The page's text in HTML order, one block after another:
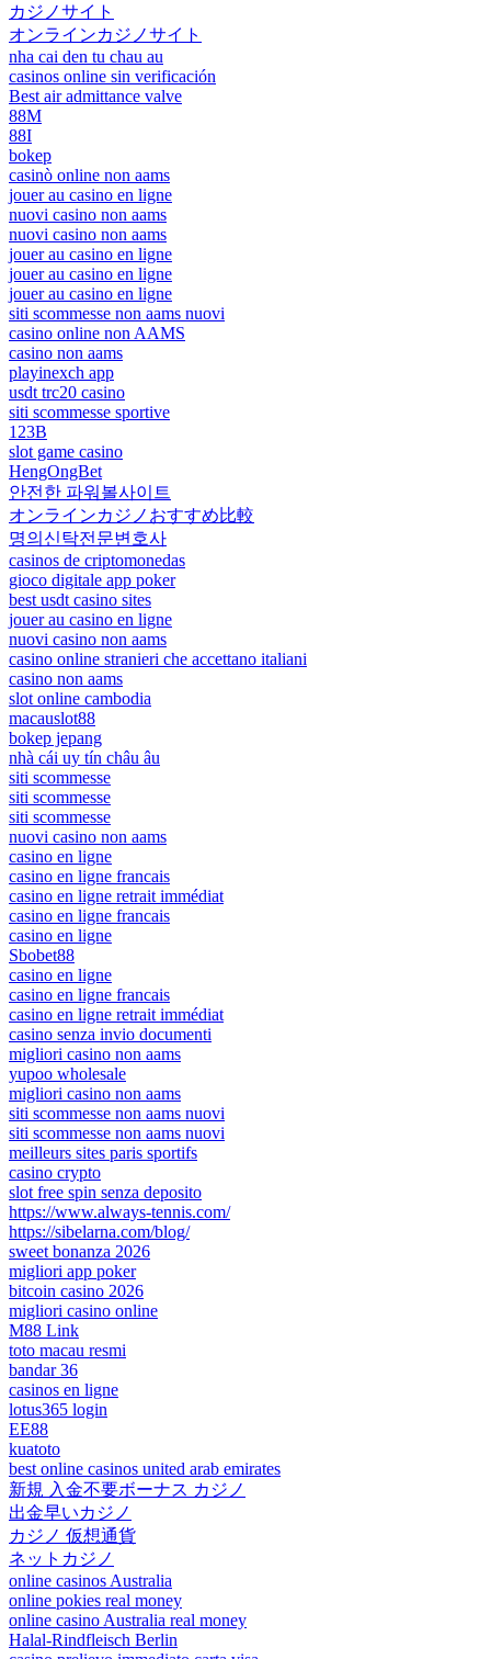
カジノサイト
オンラインカジノサイト
nha cai den tu chau au
casinos online sin verificación
Best air admittance valve
88M
88I
bokep
casinò online non aams
jouer au casino en ligne
nuovi casino non aams
nuovi casino non aams
jouer au casino en ligne
jouer au casino en ligne
jouer au casino en ligne
siti scommesse non aams nuovi
casino online non AAMS
casino non aams
playinexch app
usdt trc20 casino
siti scommesse sportive
123B
slot game casino
HengOngBet
안전한 파워볼사이트
オンラインカジノおすすめ比較
명의신탁전문변호사
casinos de criptomonedas
gioco digitale app poker
best usdt casino sites
jouer au casino en ligne
nuovi casino non aams
casino online stranieri che accettano italiani
casino non aams
slot online cambodia
macauslot88
bokep jepang
nhà cái uy tín châu âu
siti scommesse
siti scommesse
siti scommesse
nuovi casino non aams
casino en ligne
casino en ligne francais
casino en ligne retrait immédiat
casino en ligne francais
casino en ligne
Sbobet88
casino en ligne
casino en ligne francais
casino en ligne retrait immédiat
casino senza invio documenti
migliori casino non aams
yupoo wholesale
migliori casino non aams
siti scommesse non aams nuovi
siti scommesse non aams nuovi
meilleurs sites paris sportifs
casino crypto
slot free spin senza deposito
https://www.always-tennis.com/
https://sibelarna.com/blog/
sweet bonanza 2026
migliori app poker
bitcoin casino 2026
migliori casino online
M88 Link
toto macau resmi
bandar 36
casinos en ligne
lotus365 login
EE88
kuatoto
best online casinos united arab emirates
新規 入金不要ボーナス カジノ
出金早いカジノ
カジノ 仮想通貨
ネットカジノ
online casinos Australia
online pokies real money
online casino Australia real money
Halal-Rindfleisch Berlin